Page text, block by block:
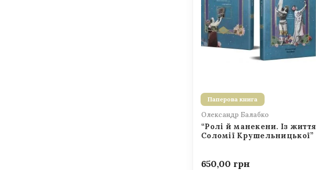
Паперова книга
Олександр Балабко
“Ролі й манекени. Із життя
Соломії Крушельницької”
650,00